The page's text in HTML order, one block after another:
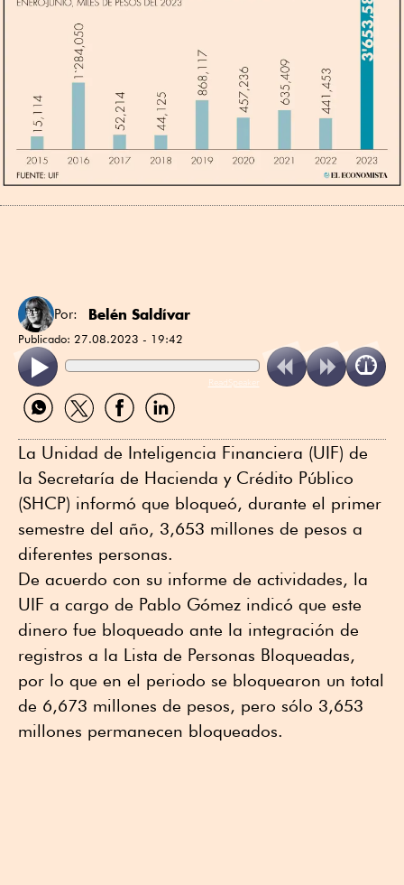
Por: Belén Saldívar
Publicado: 27.08.2023 - 19:42
ReadSpeaker
Compartir
por
Compartir
por
Compartir
por
Compartir
por
La Unidad de Inteligencia Financiera (UIF) de
la Secretaría de Hacienda y Crédito Público
(SHCP) informó que bloqueó, durante el primer
semestre del año, 3,653 millones de pesos a
diferentes personas.
De acuerdo con su informe de actividades, la
UIF a cargo de Pablo Gómez indicó que este
dinero fue bloqueado ante la integración de
registros a la Lista de Personas Bloqueadas,
por lo que en el periodo se bloquearon un total
de 6,673 millones de pesos, pero sólo 3,653
millones permanecen bloqueados.